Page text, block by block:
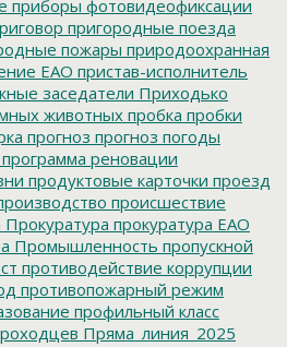
приборы фотовидеофиксации
пригородные поезда
пожары природоохранная
ЕАО пристав-исполнитель
заседатели Приходько
животных пробка пробки
прогноз прогноз погоды
программа реновации
продуктовые карточки проезд
происшествие
Прокуратура прокуратура ЕАО
Промышленность пропускной
противодействие коррупции
противопожарный режим
профильный класс
Пряма_линия_2025